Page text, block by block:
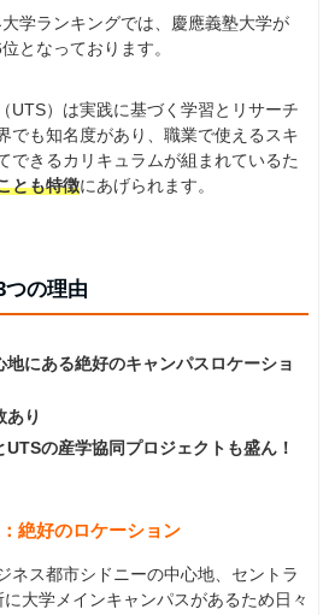
学ランキングでは、慶應義塾大学が
となっております。
UTS）は実践に基づく学習とリサーチ
でも知名度があり、職業で使えるスキ
できるカリキュラムが組まれているた
とも特徴にあげられます。
つの理由
地にある絶好のキャンパスロケーショ
あり
の産学協同プロジェクトも盛ん！
絶好のロケーション
ネス都市シドニーの中心地、セントラ
大学メインキャンパスがあるため日々